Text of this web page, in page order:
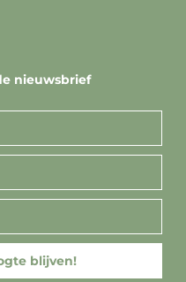
nieuwsbrief
blijven!